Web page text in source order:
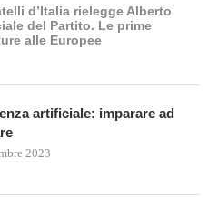
d’Italia rielegge Alberto
del Partito. Le prime
alle Europee
artificiale: imparare ad
2023